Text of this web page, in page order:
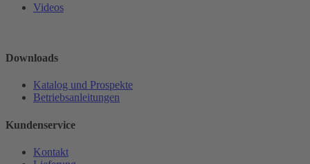
Videos
Downloads
Katalog und Prospekte
Betriebsanleitungen
Kundenservice
Kontakt